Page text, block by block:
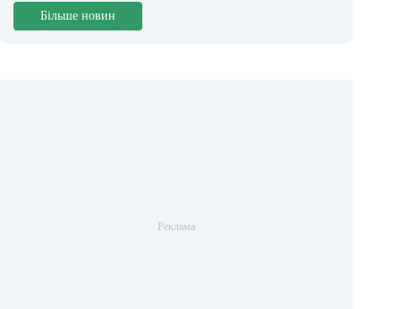
Більше новин